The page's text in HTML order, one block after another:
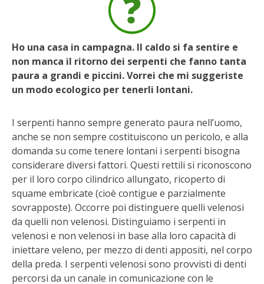
STORIE DEI LETTORI
CONSERVARE LA FRUTTA
CONSERVE DELL’ORTO
STIHL
BLUMEN
NOCCIOLA DI CALABRIA
PELLENC
MEDICINA DEI SEMPLICI
Ho una casa in campagna. Il caldo si fa sentire e
non manca il ritorno dei serpenti che fanno tanta
paura a grandi e piccini. Vorrei che mi suggeriste
un modo ecologico per tenerli lontani.
I serpenti hanno sempre generato paura nell’uomo,
anche se non sempre costituiscono un pericolo, e alla
domanda su come tenere lontani i serpenti bisogna
considerare diversi fattori. Questi rettili si riconoscono
per il loro corpo cilindrico allungato, ricoperto di
squame embricate (cioè contigue e parzialmente
sovrapposte). Occorre poi distinguere quelli velenosi
da quelli non velenosi. Distinguiamo i serpenti in
velenosi e non velenosi in base alla loro capacità di
iniettare veleno, per mezzo di denti appositi, nel corpo
della preda. I serpenti velenosi sono provvisti di denti
percorsi da un canale in comunicazione con le